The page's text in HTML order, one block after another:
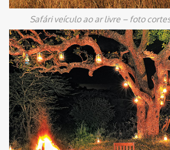
Safári veículo ao ar livre – foto